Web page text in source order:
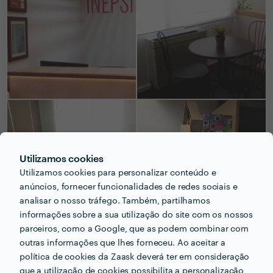
Utilizamos cookies
Utilizamos cookies para personalizar conteúdo e
anúncios, fornecer funcionalidades de redes sociais e
analisar o nosso tráfego. Também, partilhamos
informações sobre a sua utilização do site com os nossos
parceiros, como a Google, que as podem combinar com
outras informações que lhes forneceu. Ao aceitar a
política de cookies da Zaask deverá ter em consideração
que a utilização de cookies possibilita a personalização
PERGUNTAS E RESPOSTAS